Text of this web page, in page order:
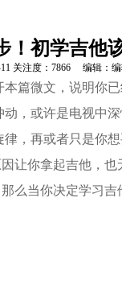
！初学吉他
关注度：7866 编辑：
篇微文，说明你已
动，或许是电视中
，再或者只是你
让你拿起吉他，
那么当你决定学习